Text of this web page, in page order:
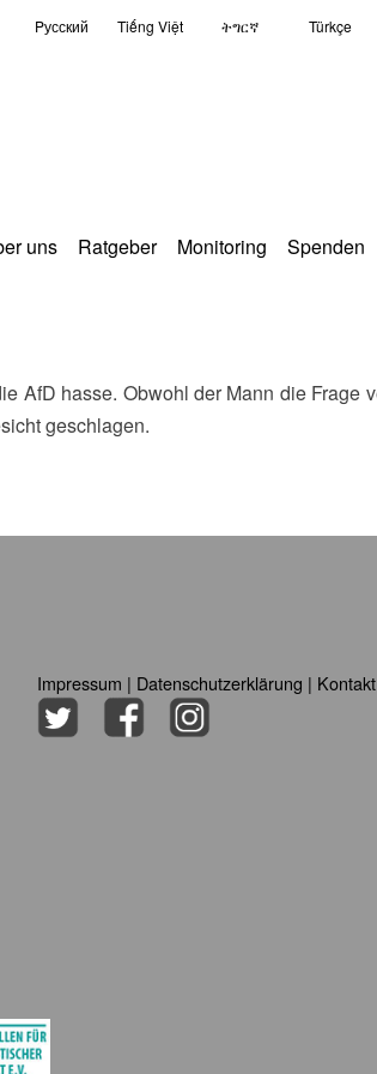
Pусский Tiếng Việt ትግርኛ Türkçe
uns Ratgeber Monitoring Spenden
geschlagen.
Impressum | Datenschutzerklärung | Kontakt